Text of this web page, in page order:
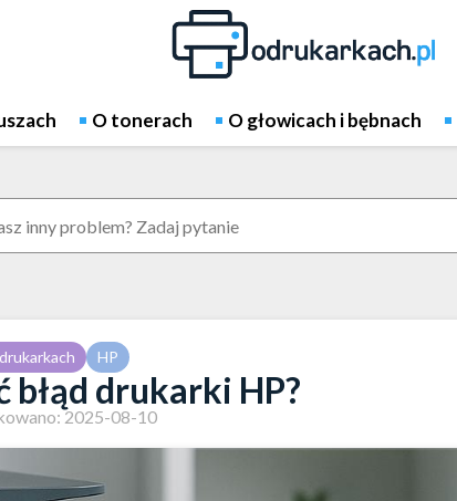
O tonerach O głowicach i bębnach
HP
błąd drukarki HP?
2025-08-10